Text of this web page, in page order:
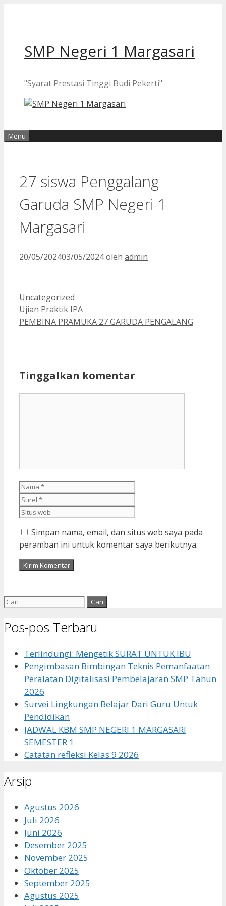
SMP Negeri 1 Margasari
"Syarat Prestasi Tinggi Budi Pekerti"
Menu
27 siswa Penggalang
Garuda SMP Negeri 1
Margasari
20/05/202403/05/2024oleh admin
Kategori
Uncategorized
Ujian Praktik IPA
PEMBINA PRAMUKA 27 GARUDA PENGALANG
Tinggalkan komentar
Nama
Simpan nama, email, dan situs web saya pada
peramban ini untuk komentar saya berikutnya.
Cari
Pos-pos Terbaru
Terlindungi: Mengetik SURAT UNTUK IBU
Pengimbasan Bimbingan Teknis Pemanfaatan
Peralatan Digitalisasi Pembelajaran SMP Tahun
2026
Survei Lingkungan Belajar Dari Guru Untuk
Pendidikan
JADWAL KBM SMP NEGERI 1 MARGASARI
SEMESTER 1
Catatan refleksi Kelas 9 2026
Arsip
Agustus 2026
Juli 2026
Juni 2026
Desember 2025
November 2025
Oktober 2025
September 2025
Agustus 2025